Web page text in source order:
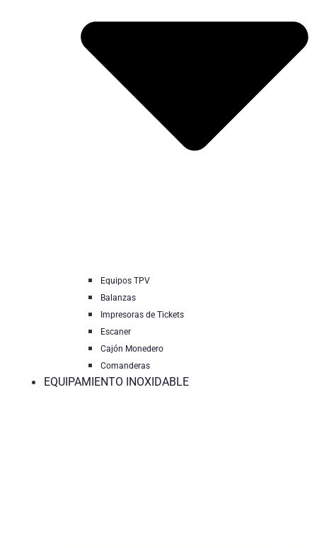
Equipos TPV
Balanzas
Impresoras de Tickets
Escaner
Cajón Monedero
Comanderas
EQUIPAMIENTO INOXIDABLE